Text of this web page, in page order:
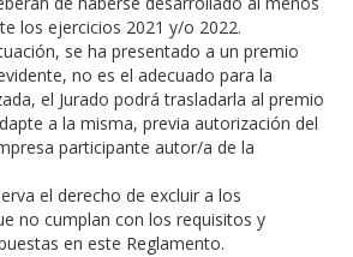
los ejercicios 2021 y/o 2022.
se ha presentado a un premio
no es el adecuado para la
el Jurado podrá trasladarla al premio
a la misma, previa autorización del
participante autor/a de la
el derecho de excluir a los
no cumplan con los requisitos y
en este Reglamento.